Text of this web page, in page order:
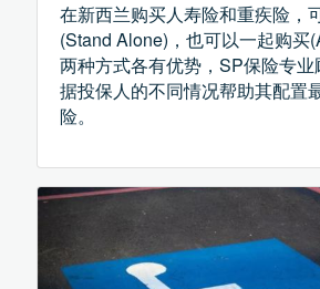
在新西兰购买人寿险和重疾险，
(Stand Alone)，也可以一起购买
两种方式各有优势，SP保险专
据投保人的不同情况帮助其配置
险。